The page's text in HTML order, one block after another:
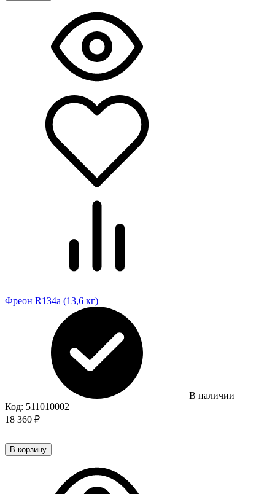
Фреон R134a (13,6 кг)
В наличии
Код: 511010002
18 360 ₽
В корзину